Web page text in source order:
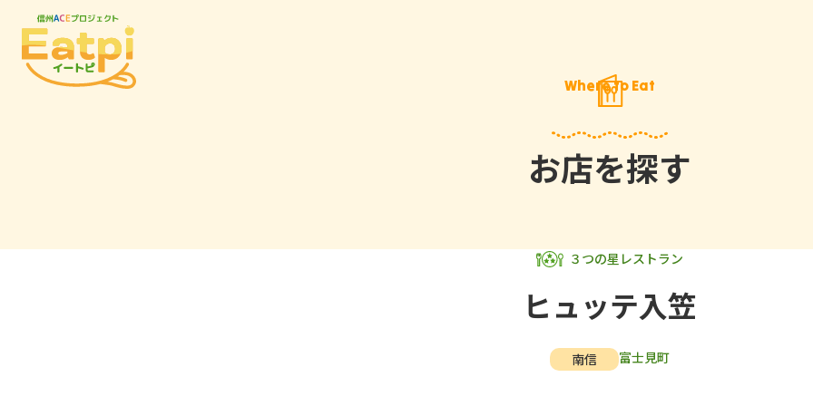
Where to Eat
お店を探す
３つの星レストラン
ヒュッテ入笠
南信 富士見町